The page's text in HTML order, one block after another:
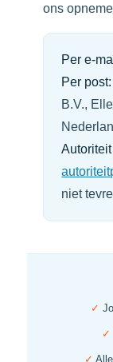
ons
Per e-
Per post:
B.V.,
niet
✓
✓
✓